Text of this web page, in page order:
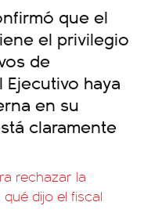
que el
el privilegio
de
haya
en su
claramente
rechazar la
dijo el fiscal